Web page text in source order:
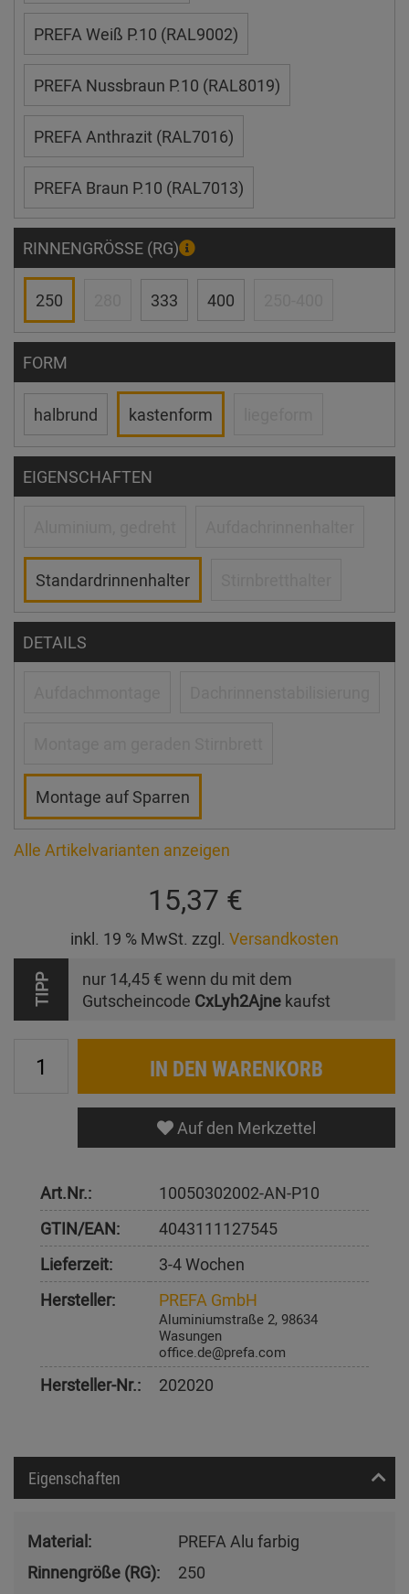
PREFA Weiß P.10 (RAL9002)
PREFA Nussbraun P.10 (RAL8019)
PREFA Anthrazit (RAL7016)
PREFA Braun P.10 (RAL7013)
RINNENGRÖSSE (RG)
250 333 400
FORM
halbrund kastenform
EIGENSCHAFTEN
Standardrinnenhalter
DETAILS
Montage auf Sparren
Alle Artikelvarianten anzeigen
15,37 €
inkl. 19 % MwSt. zzgl. Versandkosten
TIPP nur 14,45 € wenn du mit dem
Gutscheincode CxLyh2Ajne kaufst
IN DEN WARENKORB
Auf den Merkzettel
Art.Nr.:
10050302002-AN-P10
GTIN/EAN:
4043111127545
Lieferzeit:
3-4 Wochen
Hersteller:
PREFA GmbH
Aluminiumstraße 2, 98634
Wasungen
office.de@prefa.com
Hersteller-Nr.: 202020
Eigenschaften
Material:
PREFA Alu farbig
Rinnengröße (RG):
250